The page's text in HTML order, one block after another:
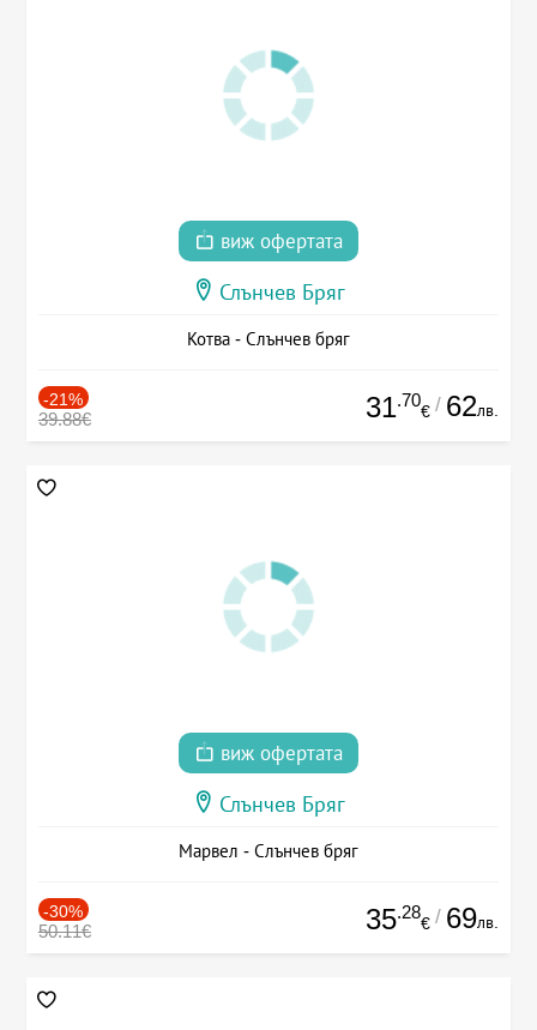
виж офертата
Слънчев Бряг
Котва - Слънчев бряг
-21%
39.88€ 31.70
€ / 62лв.
виж офертата
Слънчев Бряг
Марвел - Слънчев бряг
-30%
50.11€ 35.28
€ / 69лв.